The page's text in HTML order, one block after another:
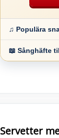
♫ Populära
📖 Sånghäfte
Servetter